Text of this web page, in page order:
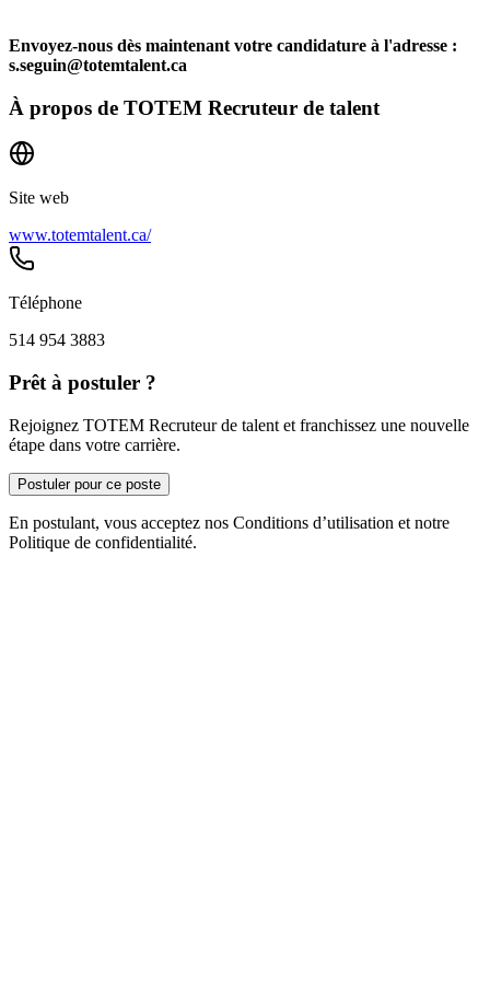
Envoyez-nous dès maintenant votre candidature à l'adresse :
s.seguin@totemtalent.ca
À propos de TOTEM Recruteur de talent
Site web
www.totemtalent.ca/
Téléphone
514 954 3883
Prêt à postuler ?
Rejoignez TOTEM Recruteur de talent et franchissez une nouvelle
étape dans votre carrière.
Postuler pour ce poste
En postulant, vous acceptez nos Conditions d’utilisation et notre
Politique de confidentialité.